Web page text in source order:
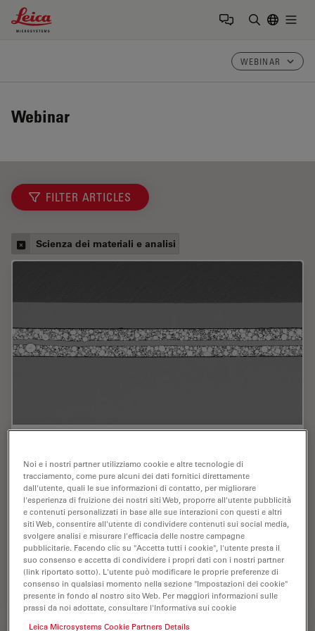
Leica Microsystems Logo
WEBINAR
Webinar
FILTER ARTICLES
Scienza dei materiali e analisi
Cryo-EM and CryoFIB
Explore how cryogenic electron microscopy and
focused ion beam techniques uncover the intrinsic
structure of sodium battery interfaces. This webinar
presents a new degradation model based on
separator…
Jul 22, 2025 Webinar: Scienza dei materiali e analisi
Noi e i nostri partner utilizziamo cookie e altre tecnologie di
tracciamento, come pure alcuni dei dati fornitici direttamente
dall'utente, quali le sue informazioni di contatto, per migliorare
l'esperienza di fruizione dei nostri siti Web, proporre all'utente pubblicità
e contenuti personalizzati in base alle sue interazioni con questi e altri
siti Web, consentire all'utente di condividere contenuti sui social media,
svolgere analisi e misurare l'efficacia delle nostre campagne
pubblicitarie. Facendo clic su "Accetta tutti i cookie", l'utente presta il
suo consenso e accetta di condividere i propri dati con i nostri partner
(link riportato sotto). L'utente può modificare le proprie preferenze di
consenso in qualsiasi momento nella sezione "Impostazioni dei cookie"
presente in fondo al nostro sito Web. Per maggiori informazioni sulle
prassi da noi adottate, consultare l'Informativa sui cookie
Leica Microsystems Cookie Partners Details